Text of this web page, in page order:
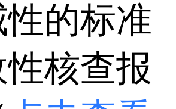
的标准
核查报